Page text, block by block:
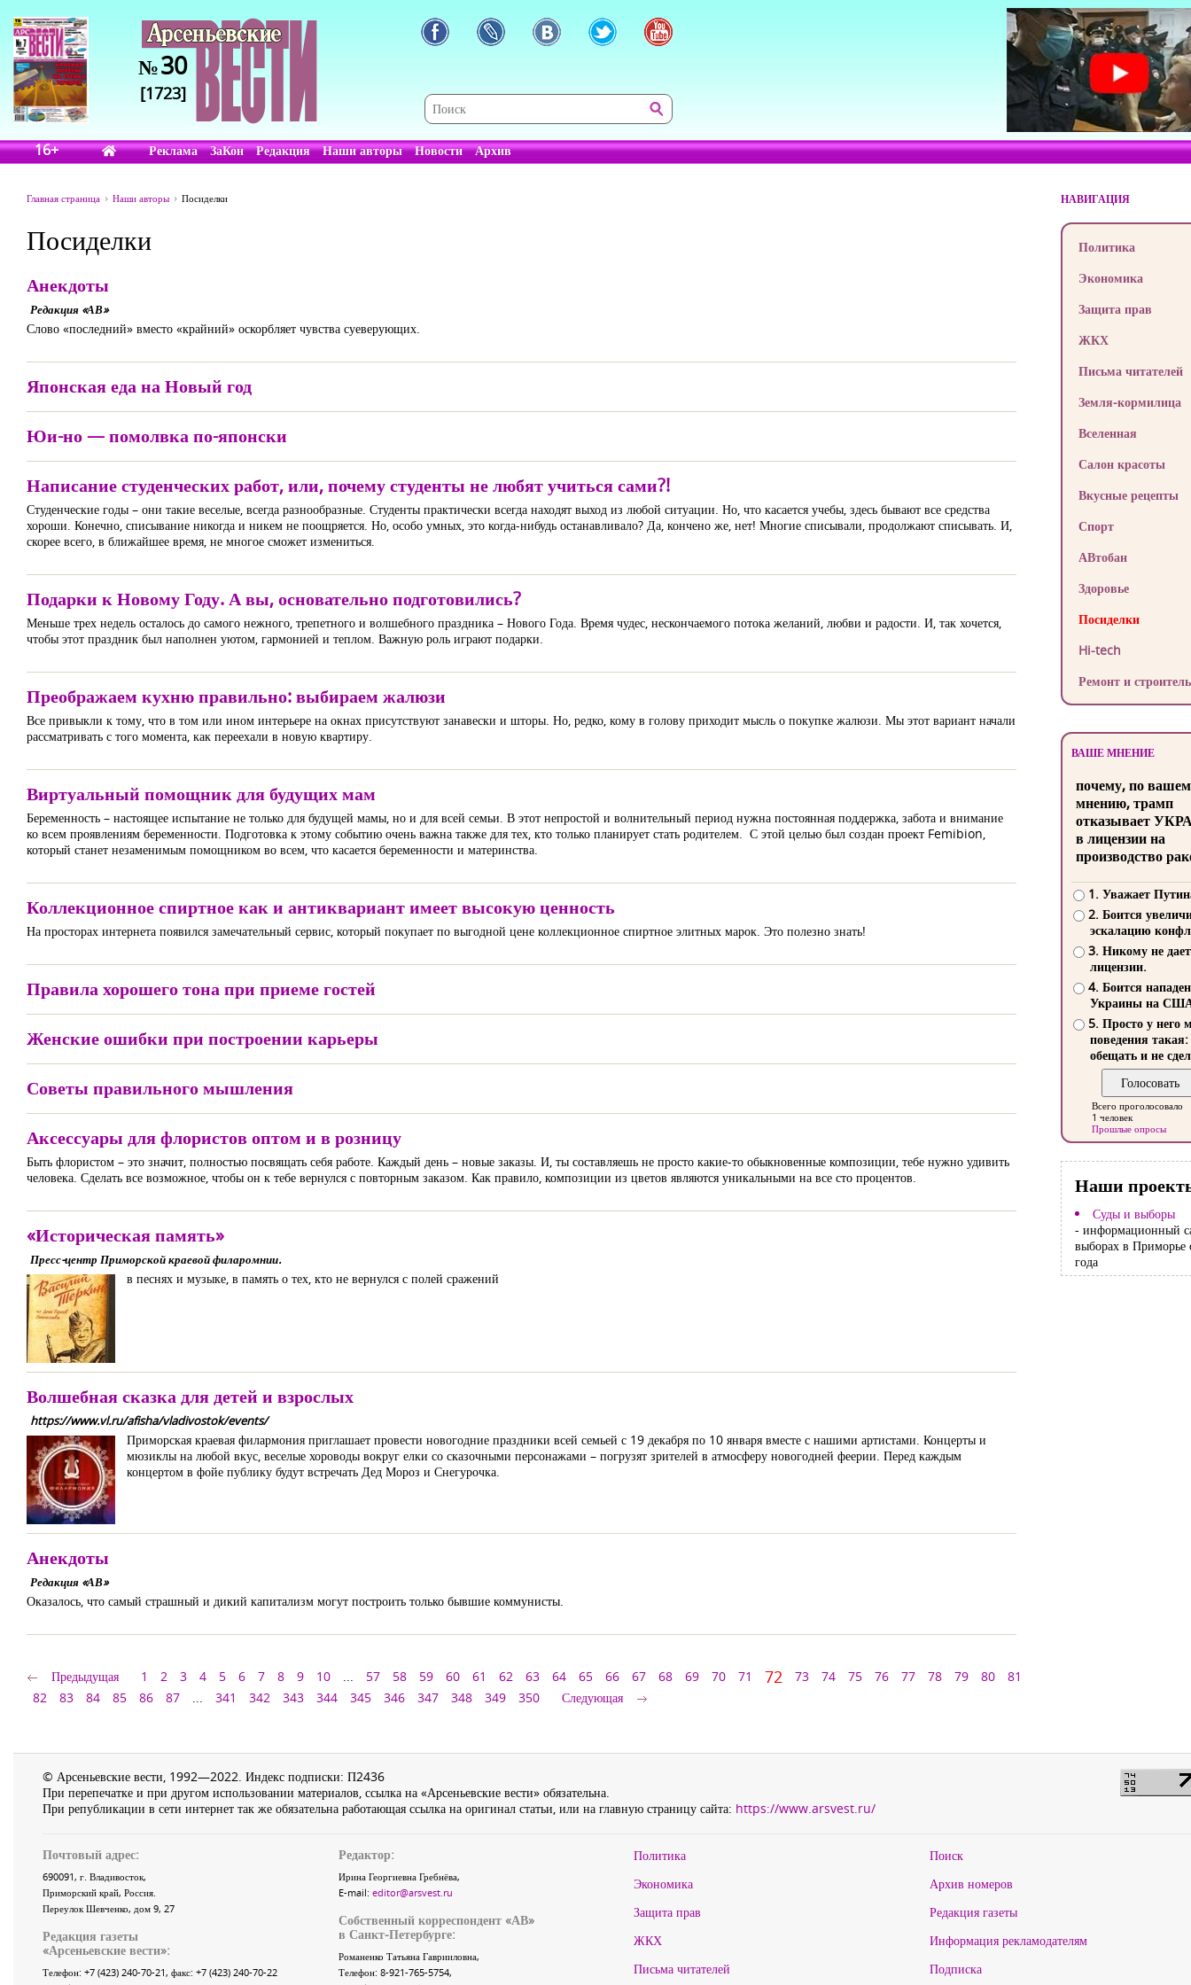
№30
[1723]
16+ Реклама ЗаКон Редакция Наши авторы Новости Архив
Главная страница Наши авторы Посиделки
Посиделки
Анекдоты
Редакция «АВ»
Слово «последний» вместо «крайний» оскорбляет чувства суеверующих.
Японская еда на Новый год
Юи-но — помолвка по-японски
Написание студенческих работ, или, почему студенты не любят учиться сами?!
Студенческие годы – они такие веселые, всегда разнообразные. Студенты практически всегда находят выход из любой ситуации. Но, что касается учебы, здесь бывают все средства
хороши. Конечно, списывание никогда и никем не поощряется. Но, особо умных, это когда-нибудь останавливало? Да, кончено же, нет! Многие списывали, продолжают списывать. И,
скорее всего, в ближайшее время, не многое сможет измениться.
Подарки к Новому Году. А вы, основательно подготовились?
Меньше трех недель осталось до самого нежного, трепетного и волшебного праздника – Нового Года. Время чудес, нескончаемого потока желаний, любви и радости. И, так хочется,
чтобы этот праздник был наполнен уютом, гармонией и теплом. Важную роль играют подарки.
Преображаем кухню правильно: выбираем жалюзи
Все привыкли к тому, что в том или ином интерьере на окнах присутствуют занавески и шторы. Но, редко, кому в голову приходит мысль о покупке жалюзи. Мы этот вариант начали
рассматривать с того момента, как переехали в новую квартиру.
Виртуальный помощник для будущих мам
Беременность – настоящее испытание не только для будущей мамы, но и для всей семьи. В этот непростой и волнительный период нужна постоянная поддержка, забота и внимание
ко всем проявлениям беременности. Подготовка к этому событию очень важна также для тех, кто только планирует стать родителем. С этой целью был создан проект Femibion,
который станет незаменимым помощником во всем, что касается беременности и материнства.
Коллекционное спиртное как и антиквариант имеет высокую ценность
На просторах интернета появился замечательный сервис, который покупает по выгодной цене коллекционное спиртное элитных марок. Это полезно знать!
Правила хорошего тона при приеме гостей
Женские ошибки при построении карьеры
Советы правильного мышления
Аксессуары для флористов оптом и в розницу
Быть флористом – это значит, полностью посвящать себя работе. Каждый день – новые заказы. И, ты составляешь не просто какие-то обыкновенные композиции, тебе нужно удивить
человека. Сделать все возможное, чтобы он к тебе вернулся с повторным заказом. Как правило, композиции из цветов являются уникальными на все сто процентов.
«Историческая память»
Пресс-центр Приморской краевой филаромнии.
в песнях и музыке, в память о тех, кто не вернулся с полей сражений
Волшебная сказка для детей и взрослых
https://www.vl.ru/afisha/vladivostok/events/
Приморская краевая филармония приглашает провести новогодние праздники всей семьей с 19 декабря по 10 января вместе с нашими артистами. Концерты и
мюзиклы на любой вкус, веселые хороводы вокруг елки со сказочными персонажами – погрузят зрителей в атмосферу новогодней феерии. Перед каждым
концертом в фойе публику будут встречать Дед Мороз и Снегурочка.
Анекдоты
Редакция «АВ»
Оказалось, что самый страшный и дикий капитализм могут построить только бывшие коммунисты.
Предыдущая 1 2 3 4 5 6 7 8 9 10 ... 57 58 59 60 61 62 63 64 65 66 67 68 69 70 71 72 73 74 75 76 77 78 79 80
81
82
83 84 85 86 87 ... 341 342 343 344 345 346 347 348 349 350 Следующая
НАВИГАЦИЯ
Политика
Экономика
Защита прав
ЖКХ
Письма читателей
Земля-кормилица
Вселенная
Салон красоты
Вкусные рецепты
Спорт
АВтобан
Здоровье
Посиделки
Hi-tech
Ремонт и
ВАШЕ МНЕНИЕ
почему, по
мнению, трамп
отказывает
в лицензии на
производство
1. Уважает
2. Боится
эскалацию
3. Никому не
лицензии.
4. Боится
Украины на
5. Просто у него
поведения такая:
обещать и не
Всего проголосовало
1 человек
Прошлые опросы
Наши
Суды и выборы
- информационный
выборах в Приморье
года
© Арсеньевские вести, 1992—2022. Индекс подписки: П2436
При перепечатке и при другом использовании материалов, ссылка на «Арсеньевские вести» обязательна.
При републикации в сети интернет так же обязательна работающая ссылка на оригинал статьи, или на главную страницу сайта: https://www.arsvest.ru/
Почтовый адрес:
690091, г. Владивосток,
Приморский край, Россия.
Переулок Шевченко, дом 9, 27
Редакция газеты
«Арсеньевские вести»:
Телефон: +7 (423) 240-70-21, факс: +7 (423) 240-70-22
Редактор:
Ирина Георгиевна Гребнёва,
E-mail: editor@arsvest.ru
Собственный корреспондент «АВ»
в Санкт-Петербурге:
Романенко Татьяна Гаврииловна,
Телефон: 8-921-765-5754,
Политика
Экономика
Защита прав
ЖКХ
Письма читателей
Поиск
Архив номеров
Редакция газеты
Информация рекламодателям
Подписка